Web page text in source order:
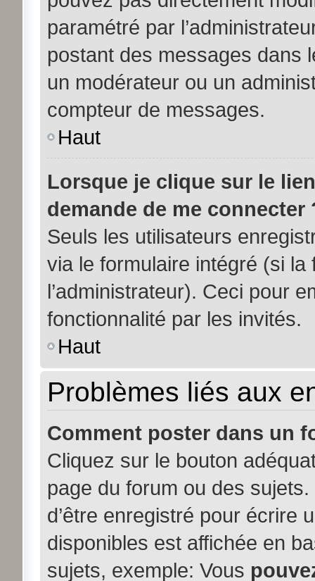
paramétré par
postant des messages dans
un modérateur ou un
compteur de messages.
Haut
Lorsque je clique sur le
demande de me connecter
Seuls les utilisateurs
via le formulaire intégré (si
l’administrateur). Ceci pour
fonctionnalité par les invités.
Haut
Problèmes liés aux
Comment poster dans un
Cliquez sur le bouton
page du forum ou des
d’être enregistré pour écrire
disponibles est affichée en
sujets, exemple: Vous